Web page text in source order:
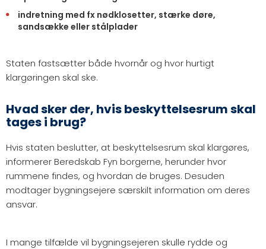
indretning med fx nødklosetter, stærke døre,
sandsække eller stålplader
Staten fastsætter både hvornår og hvor hurtigt
klargøringen skal ske.
Hvad sker der, hvis beskyttelsesrum skal
tages i brug?
Hvis staten beslutter, at beskyttelsesrum skal klargøres,
informerer Beredskab Fyn borgerne, herunder hvor
rummene findes, og hvordan de bruges. Desuden
modtager bygningsejere særskilt information om deres
ansvar.
I mange tilfælde vil bygningsejeren skulle rydde og